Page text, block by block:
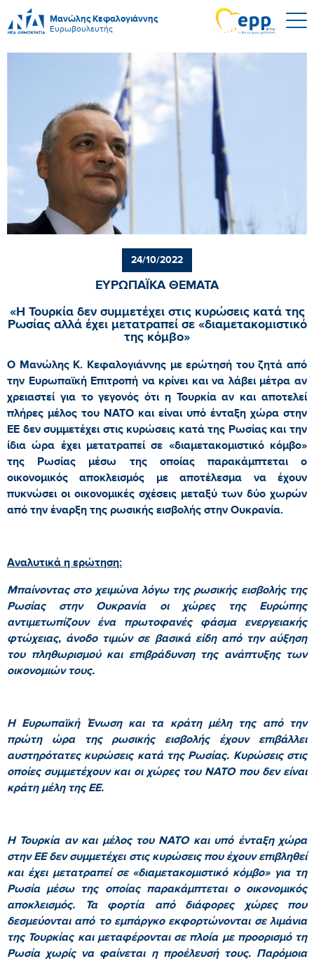
Μανώλης Κεφαλογιάννης
Ευρωβουλευτής
24/10/2022
ΕΥΡΩΠΑΪΚΑ ΘΕΜΑΤΑ
«Η Τουρκία δεν συμμετέχει στις κυρώσεις κατά της
Ρωσίας αλλά έχει μετατραπεί σε «διαμετακομιστικό
της κόμβο»
Ο Μανώλης Κ. Κεφαλογιάννης με ερώτησή του ζητά από
την Ευρωπαϊκή Επιτροπή να κρίνει και να λάβει μέτρα αν
χρειαστεί για το γεγονός ότι η Τουρκία αν και αποτελεί
πλήρες μέλος του ΝΑΤΟ και είναι υπό ένταξη χώρα στην
ΕΕ δεν συμμετέχει στις κυρώσεις κατά της Ρωσίας και την
ίδια ώρα έχει μετατραπεί σε «διαμετακομιστικό κόμβο»
της Ρωσίας μέσω της οποίας παρακάμπτεται ο
οικονομικός αποκλεισμός με αποτέλεσμα να έχουν
πυκνώσει οι οικονομικές σχέσεις μεταξύ των δύο χωρών
από την έναρξη της ρωσικής εισβολής στην Ουκρανία.
Αναλυτικά η ερώτηση:
Μπαίνοντας στο χειμώνα λόγω της ρωσικής εισβολής της
Ρωσίας στην Ουκρανία οι χώρες της Ευρώπης
αντιμετωπίζουν ένα πρωτοφανές φάσμα ενεργειακής
φτώχειας, άνοδο τιμών σε βασικά είδη από την αύξηση
του πληθωρισμού και επιβράδυνση της ανάπτυξης των
οικονομιών τους.
Η Ευρωπαϊκή Ένωση και τα κράτη μέλη της από την
πρώτη ώρα της ρωσικής εισβολής έχουν επιβάλλει
αυστηρότατες κυρώσεις κατά της Ρωσίας. Κυρώσεις στις
οποίες συμμετέχουν και οι χώρες του ΝΑΤΟ που δεν είναι
κράτη μέλη της ΕΕ.
Η Τουρκία αν και μέλος του ΝΑΤΟ και υπό ένταξη χώρα
στην ΕΕ δεν συμμετέχει στις κυρώσεις που έχουν επιβληθεί
και έχει μετατραπεί σε «διαμετακομιστικό κόμβο» για τη
Ρωσία μέσω της οποίας παρακάμπτεται ο οικονομικός
αποκλεισμός. Τα φορτία από διάφορες χώρες που
δεσμεύονται από το εμπάργκο εκφορτώνονται σε λιμάνια
της Τουρκίας και μεταφέρονται σε πλοία με προορισμό τη
Ρωσία χωρίς να φαίνεται η προέλευσή τους. Παρόμοια